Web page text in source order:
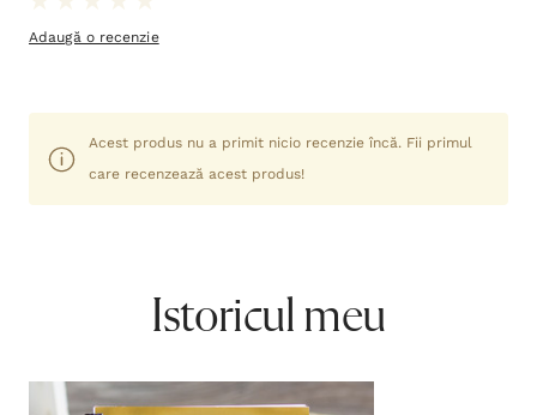
Adaugă o recenzie
Acest produs nu a primit nicio recenzie încă. Fii primul
care recenzează acest produs!
Istoricul meu